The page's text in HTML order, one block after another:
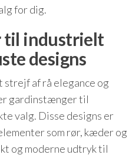
for dig.
til industrielt
designs
strejf af rå elegance og
gardinstænger til
valg. Disse designs er
som rør, kæder og
og moderne udtryk til